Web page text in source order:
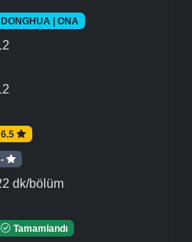
DONGHUA | ONA
6.5
-
dk/bölüm
Tamamlandı